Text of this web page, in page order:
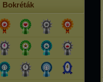
Bokréták